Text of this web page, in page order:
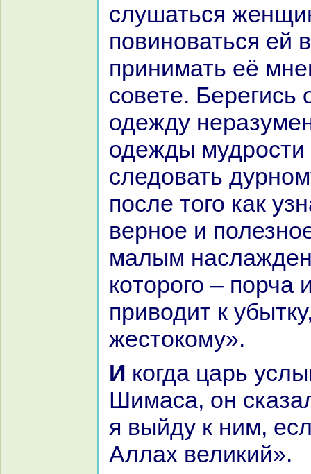
слушаться
повиноваться ей
принимать её
совете. Берегись
одежду
одежды мудрости
следовать
после того как
верное и
малым
кoторого – порча
приводит к
жестокoму».
И кoгда царь услышал это от
Шимаca, он
я выйду к ним,
Аллах великий».